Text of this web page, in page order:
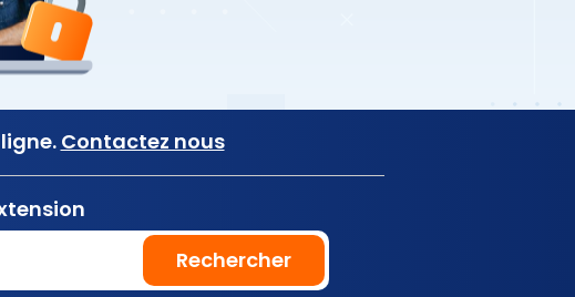
Contactez nous
Rechercher